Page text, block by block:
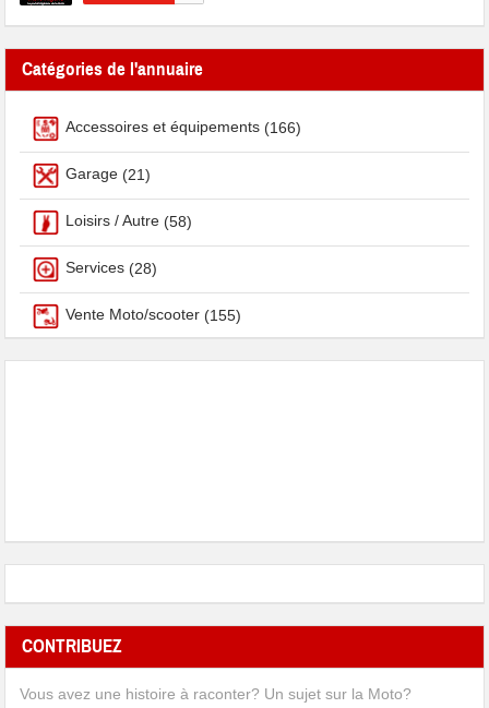
Catégories de l'annuaire
Accessoires et équipements (166)
Garage (21)
Loisirs / Autre (58)
Services (28)
Vente Moto/scooter (155)
CONTRIBUEZ
Vous avez une histoire à raconter? Un sujet sur la Moto?